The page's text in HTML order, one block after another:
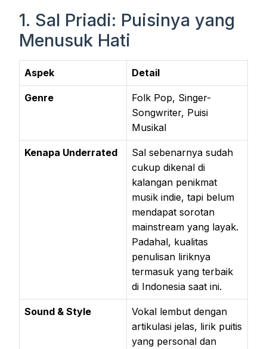
1. Sal Priadi: Puisinya yang
Menusuk Hati
Aspek Detail
Genre
Folk Pop, Singer-
Songwriter, Puisi
Musikal
Kenapa Underrated
Sal sebenarnya sudah
cukup dikenal di
kalangan penikmat
musik indie, tapi belum
mendapat sorotan
mainstream yang layak.
Padahal, kualitas
penulisan liriknya
termasuk yang terbaik
di Indonesia saat ini.
Sound & Style
Vokal lembut dengan
artikulasi jelas, lirik puitis
yang personal dan